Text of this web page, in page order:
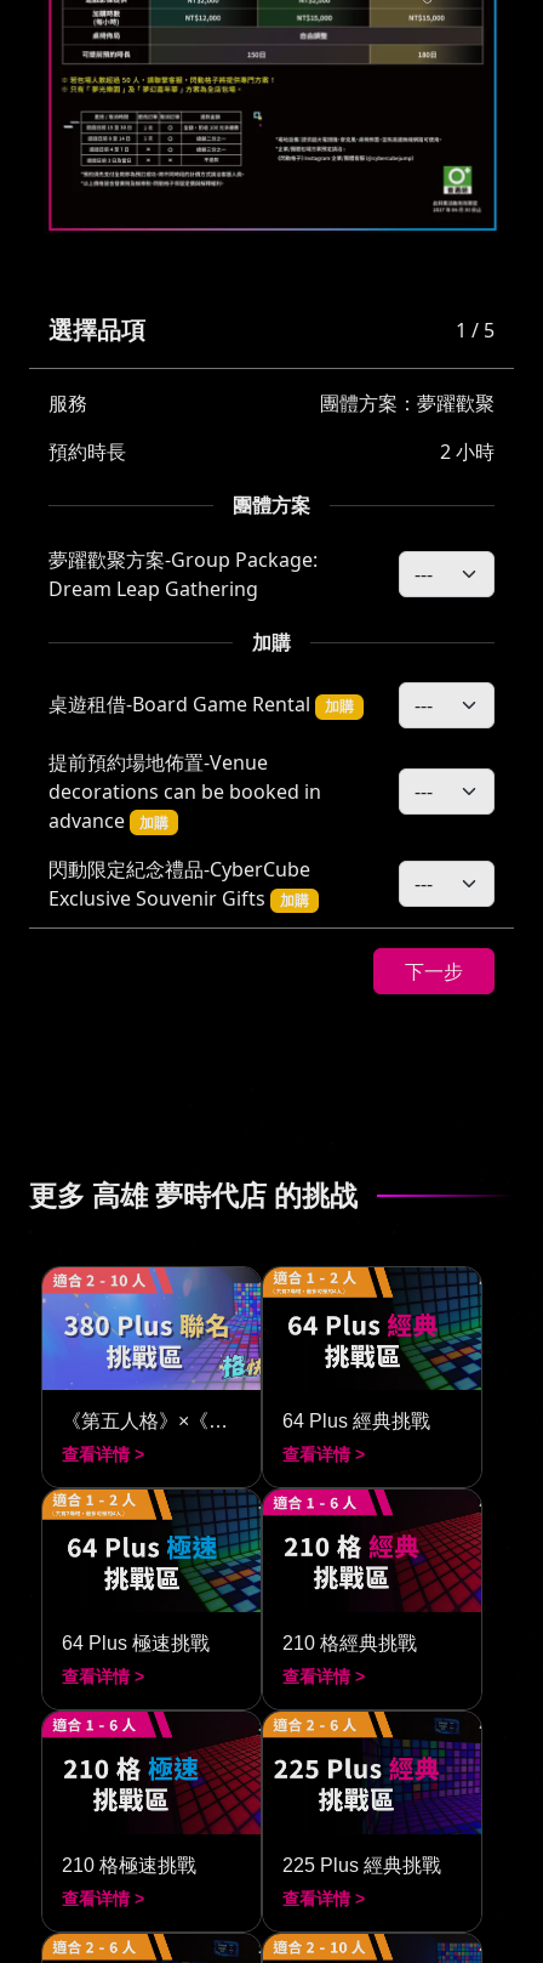
選擇品項 1 / 5
服務
團體方案：夢躍歡聚
預約時長
2 小時
團體方案
夢躍歡聚方案-Group Package:
Dream Leap Gathering
加購
桌遊租借-Board Game Rental 加購
提前預約場地佈置-Venue
decorations can be booked in
advance
加購
閃動限定紀念禮品-CyberCube
Exclusive Souvenir Gifts
加購
下一步
更多 高雄 夢時代店 的挑战
《第五人格》×《閃動格子 380》
查看详情 >
64 Plus 經典挑戰
查看详情 >
64 Plus 極速挑戰
查看详情 >
210 格經典挑戰
查看详情 >
210 格極速挑戰
查看详情 >
225 Plus 經典挑戰
查看详情 >